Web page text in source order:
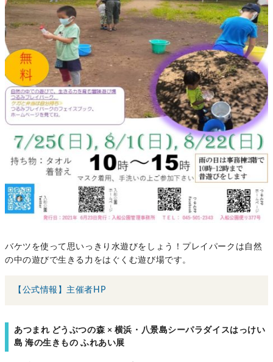
バケツを使って思いっきり水遊びをしょう！プレイパークは自然
の中の遊びで生きる力をはぐくむ遊び場です。
【公式情報】主催者HP
あつまれ どうぶつの森 × 横浜・八景島シーパラダイスはっけい
島 海の生きもの ふれあい展